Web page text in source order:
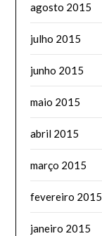
agosto 2015
julho 2015
junho 2015
maio 2015
abril 2015
março 2015
fevereiro 2015
janeiro 2015